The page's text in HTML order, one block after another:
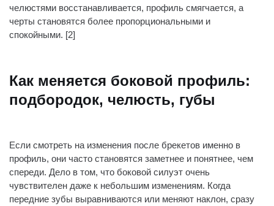
челюстями восстанавливается, профиль смягчается, а
черты становятся более пропорциональными и
спокойными. [2]
Как меняется боковой профиль:
подбородок, челюсть, губы
Если смотреть на изменения после брекетов именно в
профиль, они часто становятся заметнее и понятнее, чем
спереди. Дело в том, что боковой силуэт очень
чувствителен даже к небольшим изменениям. Когда
передние зубы выравниваются или меняют наклон, сразу